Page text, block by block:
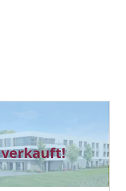
verkauft!